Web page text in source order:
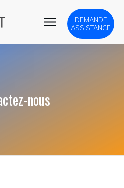
DEMANDE
ASSISTANCE
nous